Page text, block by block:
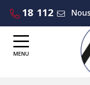
contenu
18 112
MENU